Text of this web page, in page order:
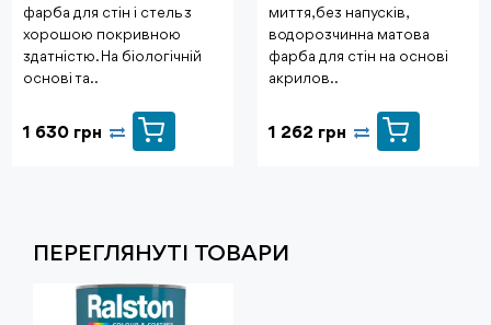
фарба для стін і стель з
хорошою покривною
здатністю. На біологічній
основі та..
1 630 грн
миття, без напусків,
водорозчинна матова
фарба для стін на основі
акрилов..
1 262 грн
ПЕРЕГЛЯНУТI ТОВАРИ